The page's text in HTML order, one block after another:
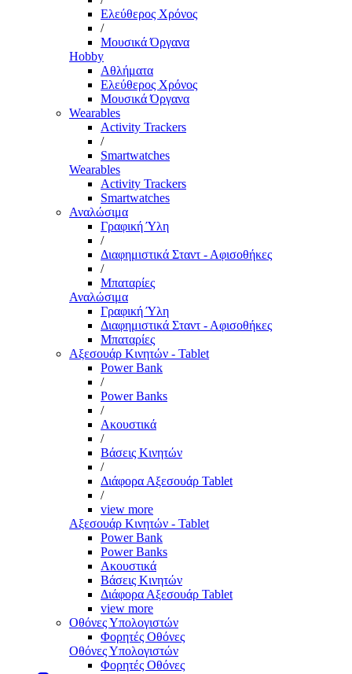
Ελεύθερος Χρόνος
/
Μουσικά Όργανα
Hobby
Αθλήματα
Ελεύθερος Χρόνος
Μουσικά Όργανα
Wearables
Activity Trackers
/
Smartwatches
Wearables
Activity Trackers
Smartwatches
Αναλώσιμα
Γραφική Ύλη
/
Διαφημιστικά Σταντ - Αφισοθήκες
/
Μπαταρίες
Αναλώσιμα
Γραφική Ύλη
Διαφημιστικά Σταντ - Αφισοθήκες
Μπαταρίες
Αξεσουάρ Κινητών - Tablet
Power Bank
/
Power Banks
/
Ακουστικά
/
Βάσεις Κινητών
/
Διάφορα Αξεσουάρ Tablet
/
view more
Αξεσουάρ Κινητών - Tablet
Power Bank
Power Banks
Ακουστικά
Βάσεις Κινητών
Διάφορα Αξεσουάρ Tablet
view more
Οθόνες Υπολογιστών
Φορητές Οθόνες
Οθόνες Υπολογιστών
Φορητές Οθόνες